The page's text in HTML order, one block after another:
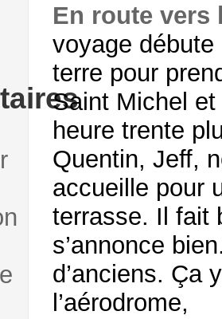
En route vers
voyage
terre pour
Saint Michel
heure trente
Quentin, Jeff,
accueille pour
terrasse. Il fait
s’annonce
d’anciens. Ça
l’aérodrome,